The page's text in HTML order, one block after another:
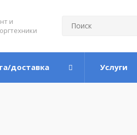
и
доставка Услуги